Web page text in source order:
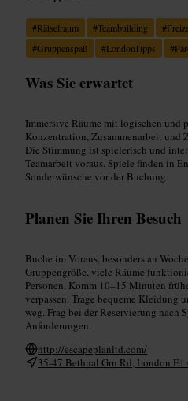
#Rätselraum #Teambuilding #
#Gruppenspaß #LondonTipps #
Was Sie erwartet
Immersive Räume mit logischen und
Konzentration, Zusammenarbeit und
Die Stimmung ist spielerisch und
Teamarbeit voraus. Spiele finden in
Sonderwünsche vor der Buchung.
Planen Sie Ihren Besuch
Buche im Voraus, besonders an
Gruppengröße, viele Räume
Personen. Komm 10–15 Minuten
verpassen. Trage bequeme Kleidung
weg. Frag bei der Reservierung nach
Anforderungen.
http://escapeplanltd.com/
35-47 Bethnal Grn Rd, London